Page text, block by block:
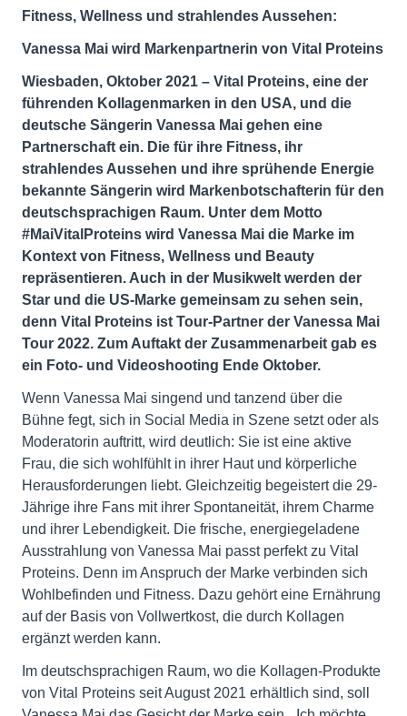
Fitness, Wellness und strahlendes Aussehen:
Vanessa Mai wird Markenpartnerin von Vital Proteins
Wiesbaden, Oktober 2021 – Vital Proteins, eine der
führenden Kollagenmarken in den USA, und die
deutsche Sängerin Vanessa Mai gehen eine
Partnerschaft ein. Die für ihre Fitness, ihr
strahlendes Aussehen und ihre sprühende Energie
bekannte Sängerin wird Markenbotschafterin für den
deutschsprachigen Raum. Unter dem Motto
#MaiVitalProteins wird Vanessa Mai die Marke im
Kontext von Fitness, Wellness und Beauty
repräsentieren. Auch in der Musikwelt werden der
Star und die US-Marke gemeinsam zu sehen sein,
denn Vital Proteins ist Tour-Partner der Vanessa Mai
Tour 2022. Zum Auftakt der Zusammenarbeit gab es
ein Foto- und Videoshooting Ende Oktober.
Wenn Vanessa Mai singend und tanzend über die
Bühne fegt, sich in Social Media in Szene setzt oder als
Moderatorin auftritt, wird deutlich: Sie ist eine aktive
Frau, die sich wohlfühlt in ihrer Haut und körperliche
Herausforderungen liebt. Gleichzeitig begeistert die 29-
Jährige ihre Fans mit ihrer Spontaneität, ihrem Charme
und ihrer Lebendigkeit. Die frische, energiegeladene
Ausstrahlung von Vanessa Mai passt perfekt zu Vital
Proteins. Denn im Anspruch der Marke verbinden sich
Wohlbefinden und Fitness. Dazu gehört eine Ernährung
auf der Basis von Vollwertkost, die durch Kollagen
ergänzt werden kann.
Im deutschsprachigen Raum, wo die Kollagen-Produkte
von Vital Proteins seit August 2021 erhältlich sind, soll